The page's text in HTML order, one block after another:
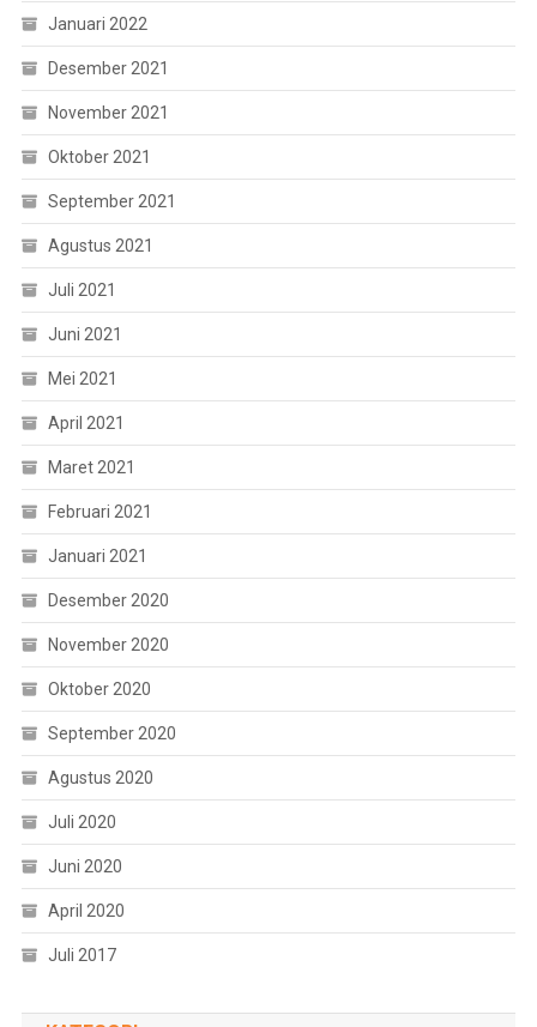
Januari 2022
Desember 2021
November 2021
Oktober 2021
September 2021
Agustus 2021
Juli 2021
Juni 2021
Mei 2021
April 2021
Maret 2021
Februari 2021
Januari 2021
Desember 2020
November 2020
Oktober 2020
September 2020
Agustus 2020
Juli 2020
Juni 2020
April 2020
Juli 2017